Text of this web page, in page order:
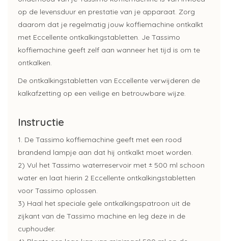
op de levensduur en prestatie van je apparaat. Zorg
daarom dat je regelmatig jouw koffiemachine ontkalkt
met Eccellente ontkalkingstabletten. Je Tassimo
koffiemachine geeft zelf aan wanneer het tijd is om te
ontkalken.
De ontkalkingstabletten van Eccellente verwijderen de
kalkafzetting op een veilige en betrouwbare wijze.
Instructie
1. De Tassimo koffiemachine geeft met een rood
brandend lampje aan dat hij ontkalkt moet worden.
2) Vul het Tassimo waterreservoir met ± 500 ml schoon
water en laat hierin 2 Eccellente ontkalkingstabletten
voor Tassimo oplossen.
3) Haal het speciale gele ontkalkingspatroon uit de
zijkant van de Tassimo machine en leg deze in de
cuphouder.